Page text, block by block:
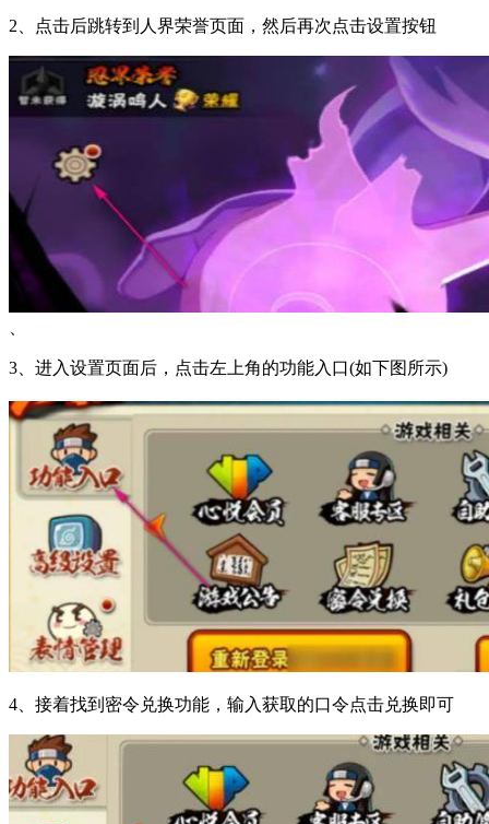
2、点击后跳转到人界荣誉页面，然后再次点击设置按钮
3、进入设置页面后，点击左上角的功能入口(如下图所示)
4、接着找到密令兑换功能，输入获取的口令点击兑换即可